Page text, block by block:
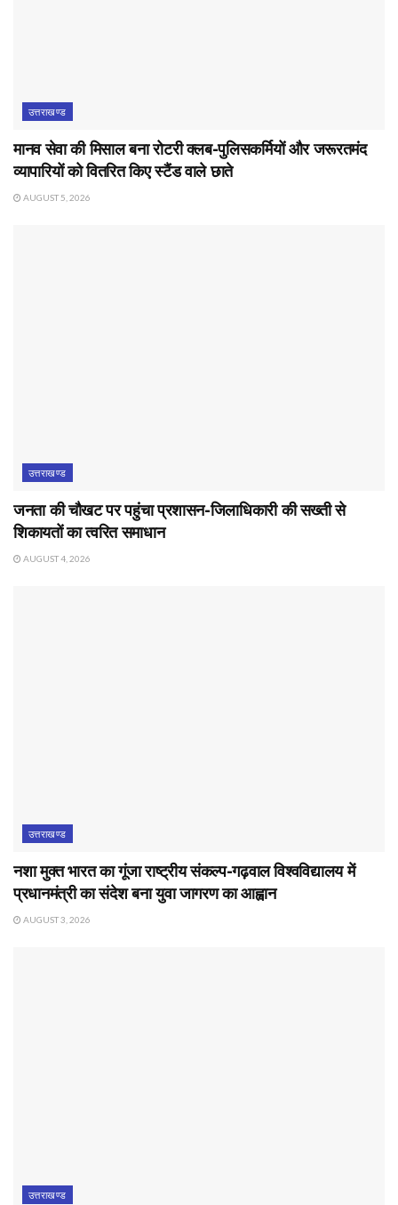
उत्तराखण्ड
मानव सेवा की मिसाल बना रोटरी क्लब-पुलिसकर्मियों और जरूरतमंद
व्यापारियों को वितरित किए स्टैंड वाले छाते
AUGUST 5, 2026
उत्तराखण्ड
जनता की चौखट पर पहुंचा प्रशासन-जिलाधिकारी की सख्ती से
शिकायतों का त्वरित समाधान
AUGUST 4, 2026
उत्तराखण्ड
नशा मुक्त भारत का गूंजा राष्ट्रीय संकल्प-गढ़वाल विश्वविद्यालय में
प्रधानमंत्री का संदेश बना युवा जागरण का आह्वान
AUGUST 3, 2026
उत्तराखण्ड